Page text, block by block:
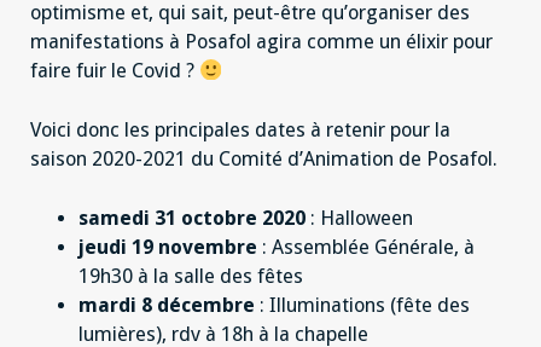
optimisme et, qui sait, peut-être qu’organiser des
manifestations à Posafol agira comme un élixir pour
faire fuir le Covid ?
Voici donc les principales dates à retenir pour la
saison 2020-2021 du Comité d’Animation de Posafol.
samedi 31 octobre 2020 : Halloween
jeudi 19 novembre : Assemblée Générale, à
19h30 à la salle des fêtes
mardi 8 décembre : Illuminations (fête des
lumières), rdv à 18h à la chapelle